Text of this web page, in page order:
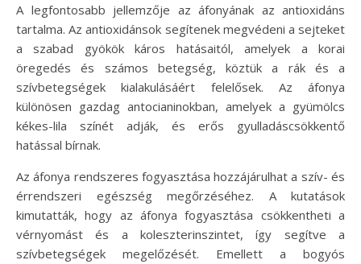
A legfontosabb jellemzője az áfonyának az antioxidáns
tartalma. Az antioxidánsok segítenek megvédeni a sejteket
a szabad gyökök káros hatásaitól, amelyek a korai
öregedés és számos betegség, köztük a rák és a
szívbetegségek kialakulásáért felelősek. Az áfonya
különösen gazdag antocianinokban, amelyek a gyümölcs
kékes-lila színét adják, és erős gyulladáscsökkentő
hatással bírnak.
Az áfonya rendszeres fogyasztása hozzájárulhat a szív- és
érrendszeri egészség megőrzéséhez. A kutatások
kimutatták, hogy az áfonya fogyasztása csökkentheti a
vérnyomást és a koleszterinszintet, így segítve a
szívbetegségek megelőzését. Emellett a bogyós